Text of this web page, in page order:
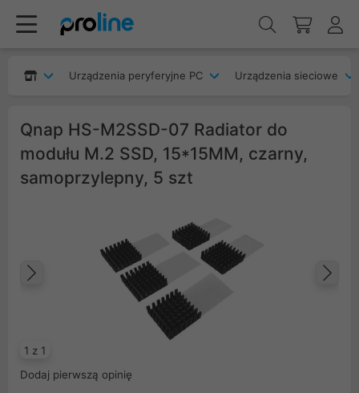
Urządzenia peryferyjne PC Urządzenia sieciowe
Qnap HS-M2SSD-07 Radiator do
modułu M.2 SSD, 15*15MM, czarny,
samoprzylepny, 5 szt
1 z 1
Poprzedni
Dodaj pierwszą opinię